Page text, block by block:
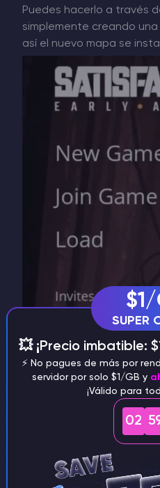
Puedes hacerlo a través
simplemente creando una
así el nuevo mapa se
$1/
SUPER
💥 ¡Precio imbatible:
⚡️ No pagues de más por
servidor por solo $1/GB y
¡Válido para
02